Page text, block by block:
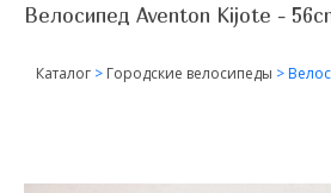
Велосипед Aventon Kijote -
Каталог > Городские велосипеды >